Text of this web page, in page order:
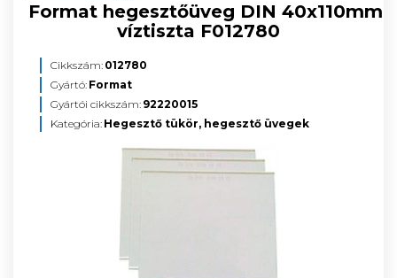
Format hegesztőüveg DIN 40x110mm
víztiszta F012780
Cikkszám: 012780
Gyártó: Format
Gyártói cikkszám: 92220015
Kategória: Hegesztő tükör, hegesztő üvegek